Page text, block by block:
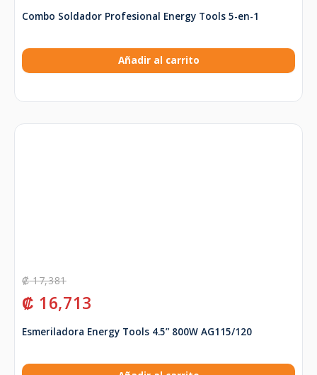
Combo Soldador Profesional Energy Tools 5-en-1
Añadir al carrito
₡17,381
₡ 16,713
Esmeriladora Energy Tools 4.5” 800W AG115/120